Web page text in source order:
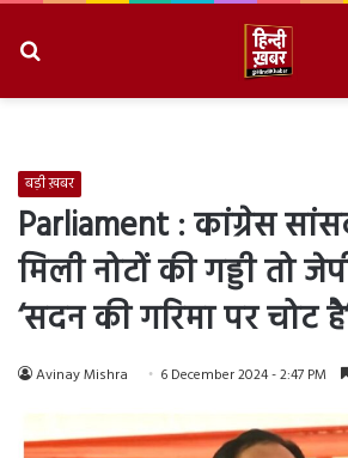
बड़ी ख़बर
Parliament : कांग्रेस
मिली नोटों की गड्डी तो
‘सदन की गरिमा पर चोट
Avinay Mishra 6 December 2024 - 2:47 PM